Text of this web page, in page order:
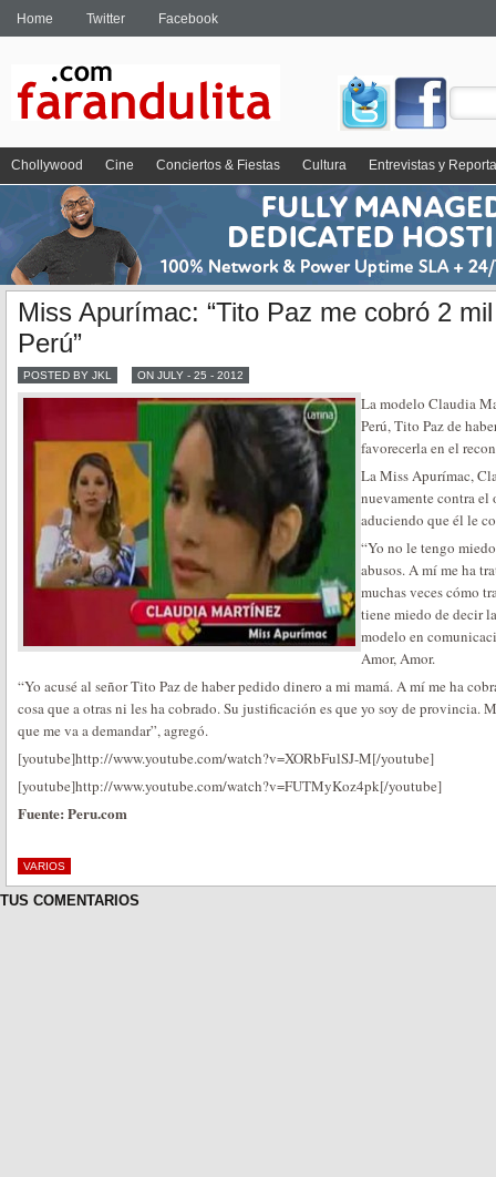
Home Twitter Facebook
Chollywood Cine Conciertos & Fiestas Cultura Entrevistas y
Miss Apurímac: “Tito Paz me cobró 2
Perú”
POSTED BY JKL ON JULY - 25 - 2012
La modelo Claudia
Perú, Tito Paz de
favorecerla en el
La Miss Apurímac,
nuevamente contra el
aduciendo que él le
“Yo no le tengo
abusos. A mí me ha
muchas veces cómo
tiene miedo de decir
modelo en
Amor, Amor.
“Yo acusé al señor Tito Paz de haber pedido dinero a mi mamá. A mí me ha
cosa que a otras ni les ha cobrado. Su justificación es que yo soy de provincia.
que me va a demandar”, agregó.
[youtube]http://www.youtube.com/watch?v=XORbFulSJ-M[/youtube]
[youtube]http://www.youtube.com/watch?v=FUTMyKoz4pk[/youtube]
Fuente: Peru.com
VARIOS
TUS COMENTARIOS